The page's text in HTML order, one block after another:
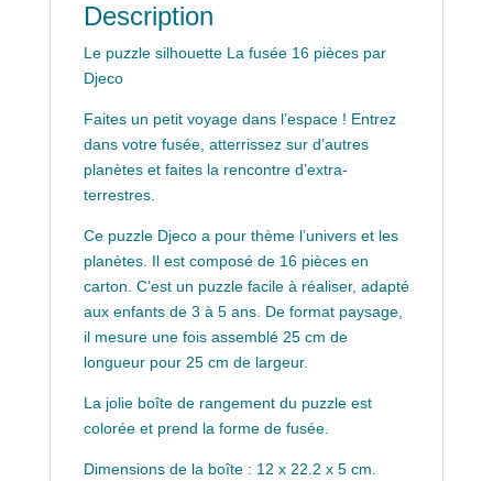
Description
Le puzzle silhouette La fusée 16 pièces par
Djeco
Faites un petit voyage dans l’espace ! Entrez
dans votre fusée, atterrissez sur d’autres
planètes et faites la rencontre d’extra-
terrestres.
Ce puzzle Djeco a pour thème l’univers et les
planètes. Il est composé de 16 pièces en
carton. C’est un puzzle facile à réaliser, adapté
aux enfants de 3 à 5 ans. De format paysage,
il mesure une fois assemblé 25 cm de
longueur pour 25 cm de largeur.
La jolie boîte de rangement du puzzle est
colorée et prend la forme de fusée.
Dimensions de la boîte : 12 x 22.2 x 5 cm.